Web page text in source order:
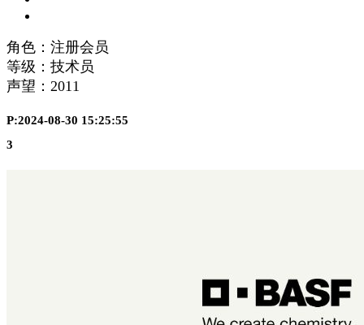
角色：注册会员
等级：技术员
声望： 2011
P:2024-08-30 15:25:55
3